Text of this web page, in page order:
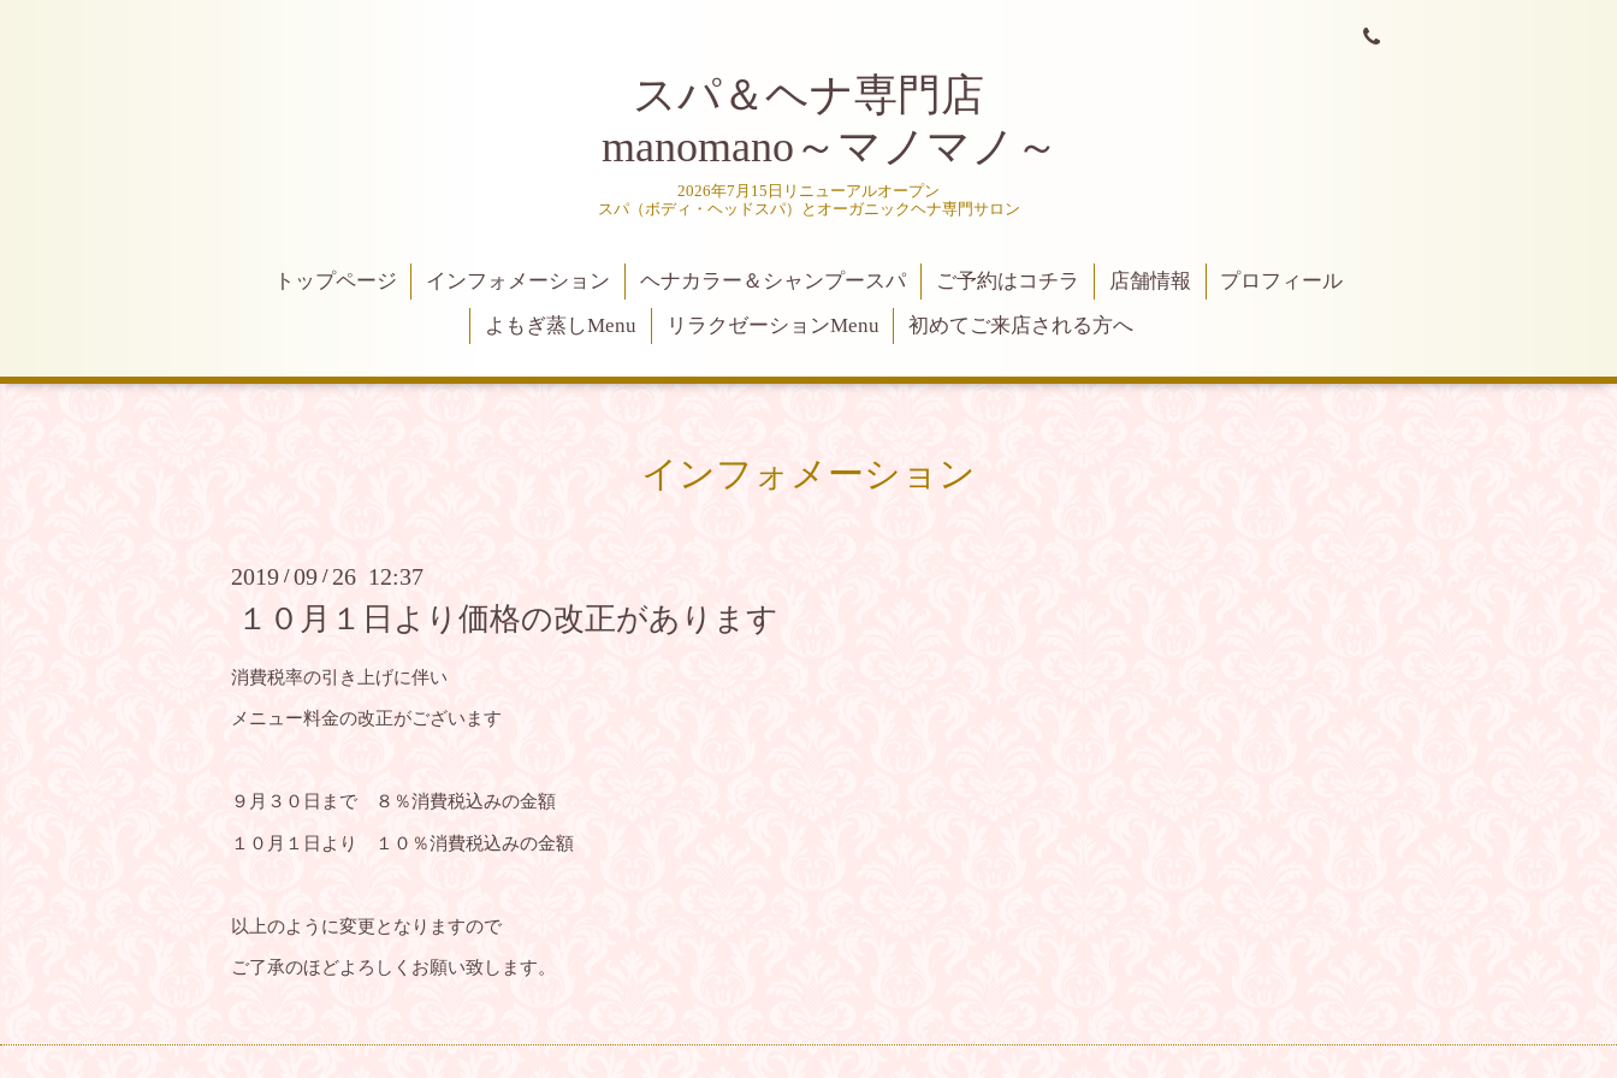
スパ＆ヘナ専門店
manomano～マノマノ～
2026年7月15日リニューアルオープン
スパ（ボディ・ヘッドスパ）とオーガニックヘナ専門サロン
トップページ インフォメーション ヘナカラー＆シャンプースパ ご予約はコチラ 店舗情報
プロフィール
よもぎ蒸しMenu
リラクゼーションMenu 初めてご来店される方へ
インフォメーション
2019 /09 / 26 12:37
１０月１日より価格の改正があります
消費税率の引き上げに伴い
メニュー料金の改正がございます
９月３０日まで ８％消費税込みの金額
１０月１日より １０％消費税込みの金額
以上のように変更となりますので
ご了承のほどよろしくお願い致します。